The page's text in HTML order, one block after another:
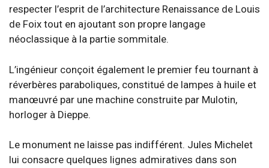
respecter l’esprit de l’architecture Renaissance de Louis
de Foix tout en ajoutant son propre langage
néoclassique à la partie sommitale.
L’ingénieur conçoit également le premier feu tournant à
réverbères paraboliques, constitué de lampes à huile et
manœuvré par une machine construite par Mulotin,
horloger à Dieppe.
Le monument ne laisse pas indifférent. Jules Michelet
lui consacre quelques lignes admiratives dans son